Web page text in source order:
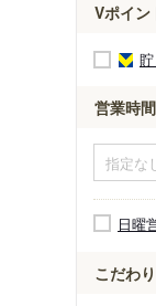
Vポイン
営業時間
日曜
こだわり